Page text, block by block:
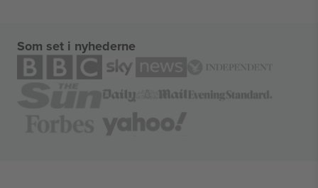
Som set i nyhederne